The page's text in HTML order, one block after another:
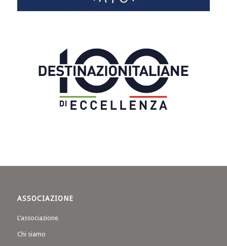
ASSOCIAZIONE
L’associazione
Chi siamo